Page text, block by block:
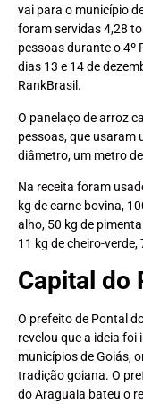
vai para o município
foram servidas 4,28
pessoas durante o 4º
dias 13 e 14 de
RankBrasil.
O panelaço de arroz
pessoas, que usaram
diâmetro, um metro
Na receita foram
kg de carne bovina,
alho, 50 kg de
11 kg de cheiro-
Capital do
O prefeito de Pontal
revelou que a ideia
municípios de Goiás,
tradição goiana. O
do Araguaia bateu o